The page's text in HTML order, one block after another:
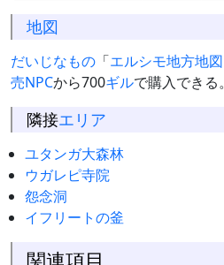
地図
だいじなもの 「エルシモ地方地図
売NPCから700ギルで購入できる。
隣接エリア
ユタンガ大森林
ウガレピ寺院
怨念洞
イフリートの釜